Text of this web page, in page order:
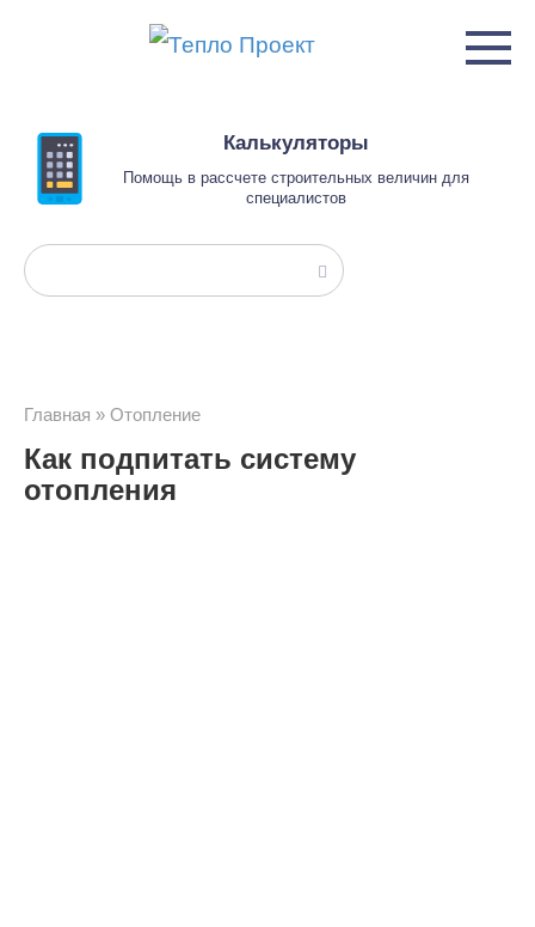
Калькуляторы
Помощь в рассчете строительных величин для
специалистов
Поиск:
Главная » Отопление
Как подпитать систему
отопления